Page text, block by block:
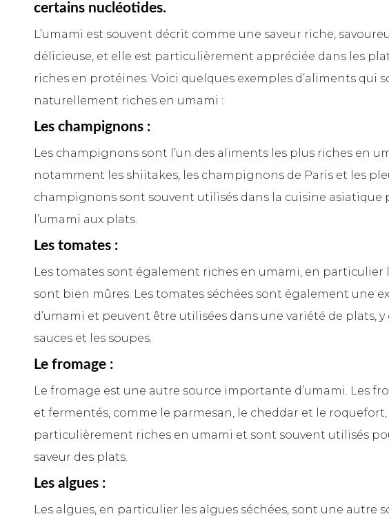
certains nucléotides.
L’umami est souvent décrit comme une saveur riche,
délicieuse, et elle est particulièrement appréciée dans les
riches en protéines. Voici quelques exemples d’aliments qui
naturellement riches en umami :
Les champignons :
Les champignons sont l’un des aliments les plus riches en
notamment les shiitakes, les champignons de Paris et les
champignons sont souvent utilisés dans la cuisine asiatique
l’umami aux plats.
Les tomates :
Les tomates sont également riches en umami, en particulier
sont bien mûres. Les tomates séchées sont également une
d’umami et peuvent être utilisées dans une variété de plats,
sauces et les soupes.
Le fromage :
Le fromage est une autre source importante d’umami. Les
et fermentés, comme le parmesan, le cheddar et le
particulièrement riches en umami et sont souvent utilisés
saveur des plats.
Les algues :
Les algues, en particulier les algues séchées, sont une autre